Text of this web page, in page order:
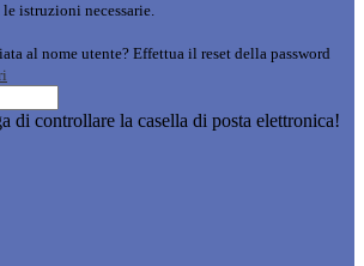
istruzioni necessarie.
al nome utente? Effettua il reset della password
di controllare la casella di posta elettronica!